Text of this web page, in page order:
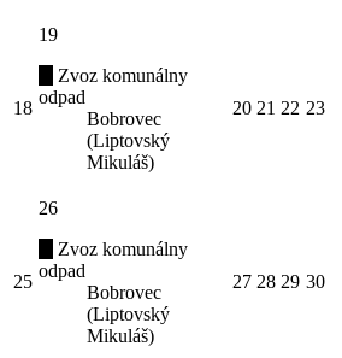
18
19
Zvoz komunálny
odpad
Bobrovec
(Liptovský
Mikuláš)
20 21 22 23
25
26
Zvoz komunálny
odpad
Bobrovec
(Liptovský
Mikuláš)
27 28 29 30